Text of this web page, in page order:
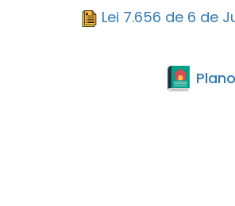
Lei 7.656 de 6 de